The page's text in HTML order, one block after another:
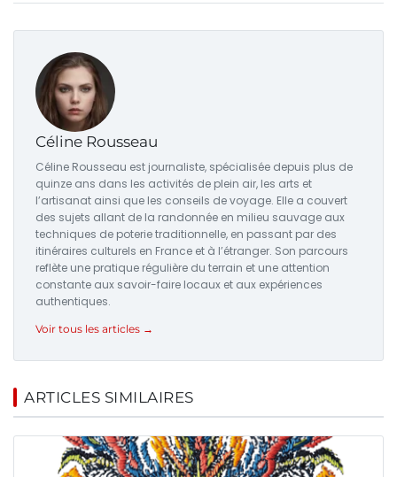
Céline Rousseau
Céline Rousseau est journaliste, spécialisée depuis plus de
quinze ans dans les activités de plein air, les arts et
l’artisanat ainsi que les conseils de voyage. Elle a couvert
des sujets allant de la randonnée en milieu sauvage aux
techniques de poterie traditionnelle, en passant par des
itinéraires culturels en France et à l’étranger. Son parcours
reflète une pratique régulière du terrain et une attention
constante aux savoir-faire locaux et aux expériences
authentiques.
Voir tous les articles →
ARTICLES SIMILAIRES